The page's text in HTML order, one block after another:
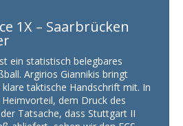
1X – Saarbrücken
ein statistisch belegbares
Argirios Giannikis bringt
taktische Handschrift mit. In
dem Druck des
Tatsache, dass Stuttgart II